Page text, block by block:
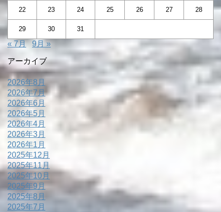
22 23 24 25 26 27 28
29 30 31
« 7月 9月 »
アーカイブ
2026年8月
2026年7月
2026年6月
2026年5月
2026年4月
2026年3月
2026年1月
2025年12月
2025年11月
2025年10月
2025年9月
2025年8月
2025年7月